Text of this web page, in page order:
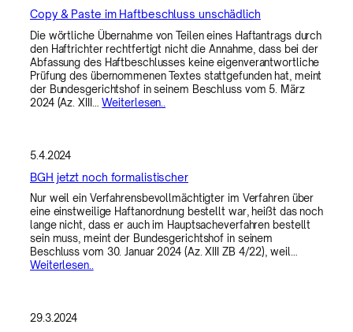
Copy & Paste im Haftbeschluss unschädlich
Die wörtliche Übernahme von Teilen eines Haftantrags durch
den Haftrichter rechtfertigt nicht die Annahme, dass bei der
Abfassung des Haftbeschlusses keine eigenverantwortliche
Prüfung des übernommenen Textes stattgefunden hat, meint
der Bundesgerichtshof in seinem Beschluss vom 5. März
2024 (Az. XIII…Weiterlesen..
5.4.2024
BGH jetzt noch formalistischer
Nur weil ein Verfahrensbevollmächtigter im Verfahren über
eine einstweilige Haftanordnung bestellt war, heißt das noch
lange nicht, dass er auch im Hauptsacheverfahren bestellt
sein muss, meint der Bundesgerichtshof in seinem
Beschluss vom 30. Januar 2024 (Az. XIII ZB 4/22), weil…
Weiterlesen..
29.3.2024